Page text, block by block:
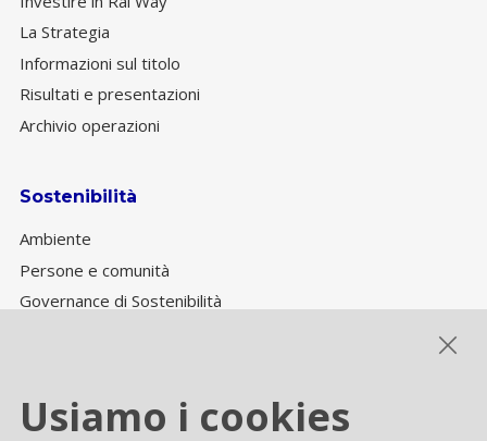
La Strategia
Informazioni sul titolo
Risultati e presentazioni
Archivio operazioni
Sostenibilità
Ambiente
Persone e comunità
Governance di Sostenibilità
Usiamo i cookies